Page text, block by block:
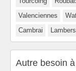
Valenciennes
Cambrai
Autre besoin